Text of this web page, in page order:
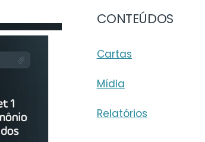
CONTEÚDOS
Cartas
Mídia
Relatórios